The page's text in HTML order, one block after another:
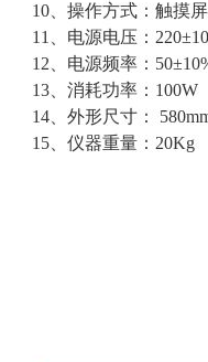
10、操作方式：触摸
11、电源电压：
12、电源频率：
13、消耗功率：100W
14、外形尺寸：
15、仪器重量：20Kg